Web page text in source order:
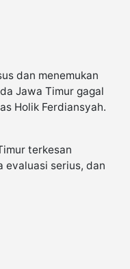
dan menemukan
Jawa Timur gagal
Holik Ferdiansyah.
terkesan
evaluasi serius, dan